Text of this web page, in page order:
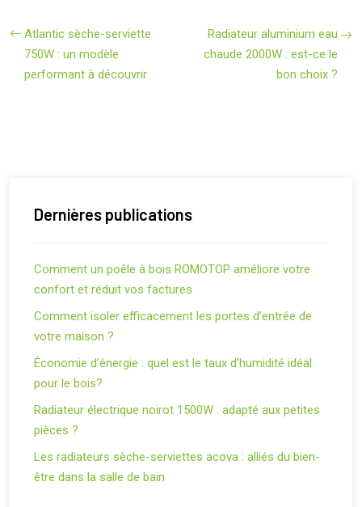
Atlantic sèche-serviette
750W : un modèle
performant à découvrir
Radiateur aluminium eau
chaude 2000W : est-ce le
bon choix ?
Dernières publications
Comment un poêle à bois ROMOTOP améliore votre
confort et réduit vos factures
Comment isoler efficacement les portes d’entrée de
votre maison ?
Économie d’énergie : quel est le taux d’humidité idéal
pour le bois?
Radiateur électrique noirot 1500W : adapté aux petites
pièces ?
Les radiateurs sèche-serviettes acova : alliés du bien-
être dans la salle de bain